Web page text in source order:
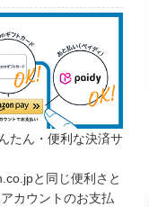
たん・便利な決済サ
と同じ便利さと
カウントのお支払